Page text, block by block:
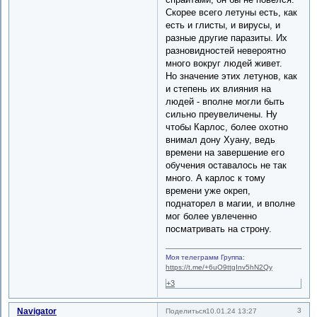
Скорее всего летуны есть, как
есть и глисты, и вирусы, и
разные другие паразиты. Их
разновидностей невероятно
много вокруг людей живет.
Но значение этих летунов, как
и степень их влияния на
людей - вполне могли быть
сильно преувеличены. Ну
чтобы Карлос, более охотно
внимал дону Хуану, ведь
времени на завершение его
обучения оставалось не так
много. А карлос к тому
времени уже окреп,
поднаторел в магии, и вполне
мог более увлеченно
посматривать на строну.
Моя телеграмм Группа:
https://t.me/+6uO9ttgInv5hN2Qy
+3
Поделиться 3
10.01.24 13:27
Navigator